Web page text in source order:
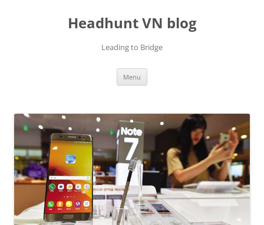
Headhunt VN blog
Leading to Bridge
Menu